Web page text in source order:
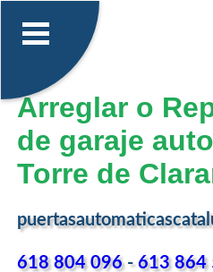
Arreglar o
de garaje
Torre de
618 804 096-613 864